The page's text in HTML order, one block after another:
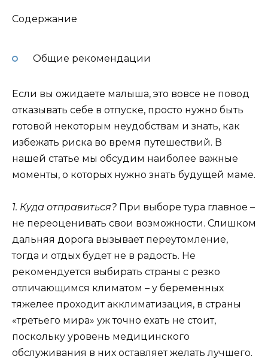
Содержание
Общие рекомендации
Если вы ожидаете малыша, это вовсе не повод
отказывать себе в отпуске, просто нужно быть
готовой некоторым неудобствам и знать, как
избежать риска во время путешествий. В
нашей статье мы обсудим наиболее важные
моменты, о которых нужно знать будущей маме.
1. Куда отправиться? При выборе тура главное –
не переоценивать свои возможности. Слишком
дальняя дорога вызывает переутомление,
тогда и отдых будет не в радость. Не
рекомендуется выбирать страны с резко
отличающимся климатом – у беременных
тяжелее проходит акклиматизация, в страны
«третьего мира» уж точно ехать не стоит,
поскольку уровень медицинского
обслуживания в них оставляет желать лучшего.